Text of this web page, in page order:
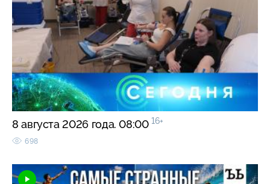
8 августа 2026 года. 08:00 16+
698